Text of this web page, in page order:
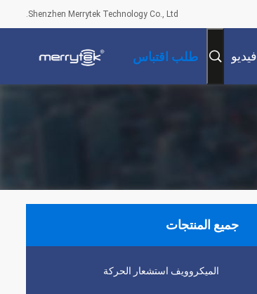
Shenzhen Merrytek Technology Co., Ltd.
فيديو طلب اقتباس
جميع المنتجات
الميكروويف استشعار الحركة